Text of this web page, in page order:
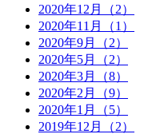
2020年12月（2）
2020年11月（1）
2020年9月（2）
2020年5月（2）
2020年3月（8）
2020年2月（9）
2020年1月（5）
2019年12月（2）